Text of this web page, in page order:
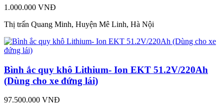
1.000.000 VNĐ
Thị trấn Quang Minh, Huyện Mê Linh, Hà Nội
Bình ắc quy khô Lithium- Ion EKT 51.2V/220Ah
(Dùng cho xe đứng lái)
97.500.000 VNĐ